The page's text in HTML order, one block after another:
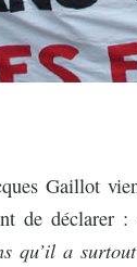
Gaillot
de déclarer :
qu’il a